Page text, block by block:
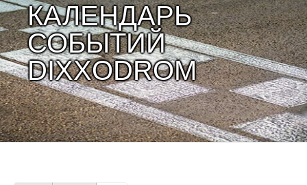
КАЛЕНДАРЬ
СОБЫТИЙ
DIXXODROM